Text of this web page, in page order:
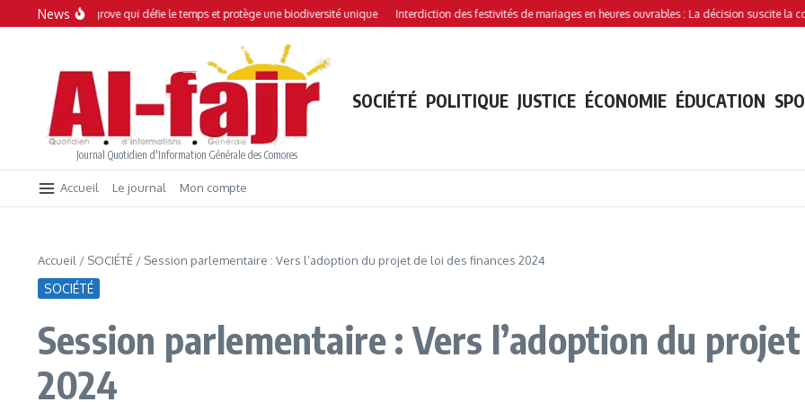
Aller au contenu
News
mangrove qui défie le temps et protège une biodiversité unique Interdiction des festivités de mariages en heures ouvrables : La décision suscite la controverse
Journal Quotidien d'Information Générale des Comores
SOCIÉTÉ POLITIQUE JUSTICE ÉCONOMIE ÉDUCATION
Accueil Le journal Mon compte
Accueil / SOCIÉTÉ / Session parlementaire : Vers l’adoption du projet de loi des finances 2024
SOCIÉTÉ
Session parlementaire : Vers l’adoption du
2024